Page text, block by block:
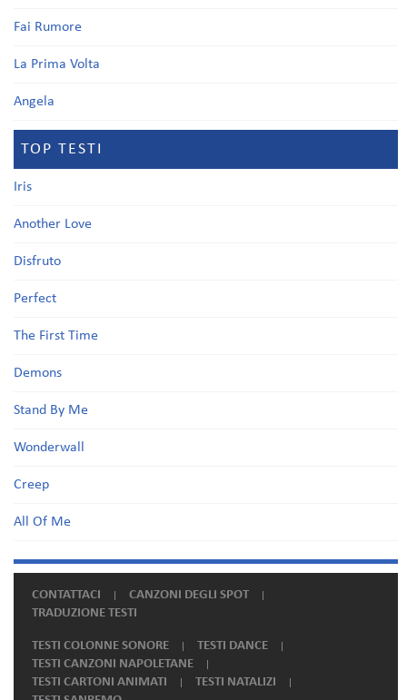
Fai Rumore
La Prima Volta
Angela
TOP TESTI
Iris
Another Love
Disfruto
Perfect
The First Time
Demons
Stand By Me
Wonderwall
Creep
All Of Me
CONTATTACI
CANZONI DEGLI SPOT
TRADUZIONE TESTI
TESTI COLONNE SONORE
TESTI DANCE
TESTI CANZONI NAPOLETANE
TESTI CARTONI ANIMATI
TESTI NATALIZI